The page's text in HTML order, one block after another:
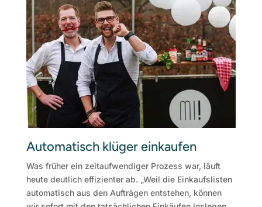
Automatisch klüger einkaufen
Was früher ein zeitaufwendiger Prozess war, läuft
heute deutlich effizienter ab. „Weil die Einkaufslisten
automatisch aus den Aufträgen entstehen, können